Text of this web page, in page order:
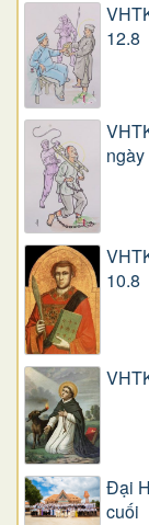
12.8
10.8
Đại
cuối